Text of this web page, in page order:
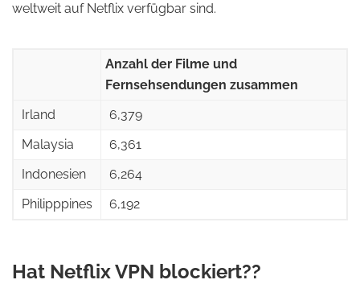
weltweit auf Netflix verfügbar sind.
Anzahl der Filme und
Fernsehsendungen zusammen
Irland
6,379
Malaysia
6,361
Indonesien
6,264
Philipppines
6,192
Hat Netflix VPN blockiert??